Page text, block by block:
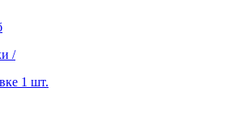
/
1 шт.